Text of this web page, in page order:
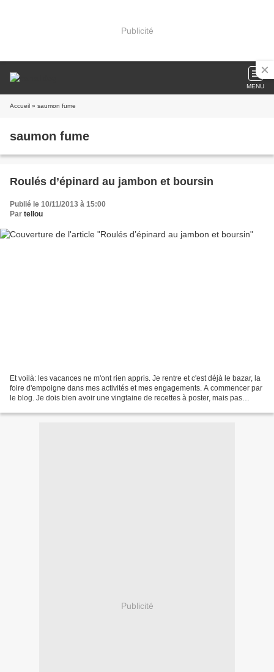
Publicité
MENU
Accueil » saumon fume
saumon fume
Roulés d’épinard au jambon et boursin
Publié le 10/11/2013 à 15:00
Par tellou
Et voilà: les vacances ne m'ont rien appris. Je rentre et c'est déjà le bazar, la
foire d'empoigne dans mes activités et mes engagements. A commencer par
le blog. Je dois bien avoir une vingtaine de recettes à poster, mais pas
Publicité